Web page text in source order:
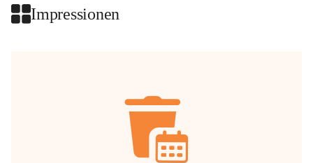
Impressionen